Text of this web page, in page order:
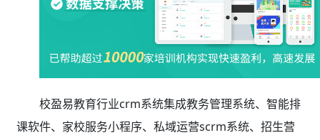
校盈易教育行业crm系统集成教务管理系统、智能排
课软件、家校服务小程序、私域运营scrm系统、招生营